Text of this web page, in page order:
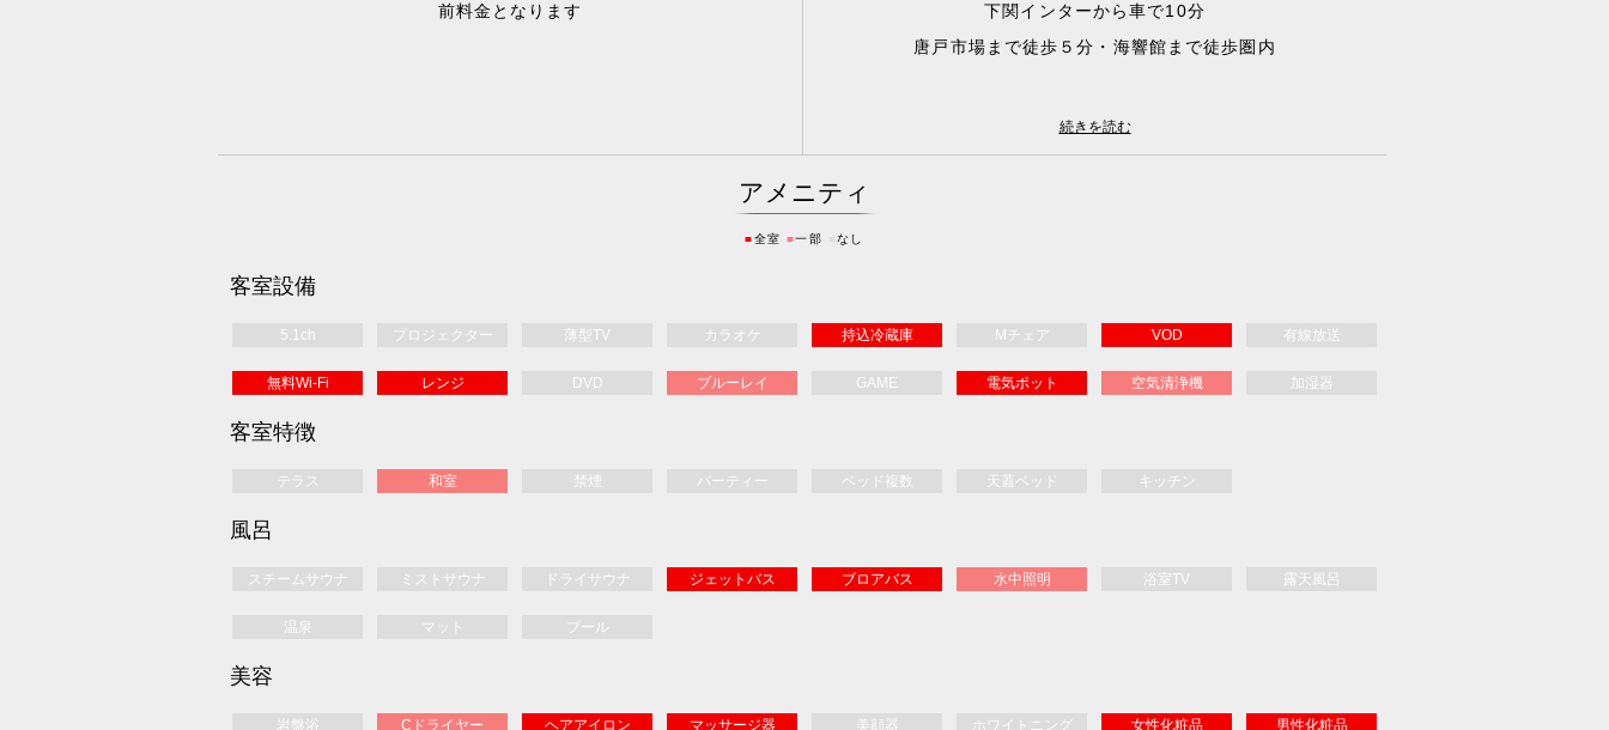
前料金となります
下関インターから車で10分
唐戸市場まで徒歩５分・海響館まで徒歩圏内
最寄り駅
JR九州 / JR鹿児島本線(下関・門司港～博多) 下関 -- 車10分
続きを読む
アメニティ
■全室 ■一部 なし
客室設備
5.1ch プロジェクター 薄型TV カラオケ 持込冷蔵庫 Mチェア VOD 有線放送
無料Wi-Fi レンジ DVD ブルーレイ GAME 電気ポット 空気清浄機 加湿器
客室特徴
テラス 和室 禁煙 パーティー ベッド複数 天蓋ベッド キッチン
風呂
スチームサウナ ミストサウナ ドライサウナ ジェットバス ブロアバス 水中照明 浴室TV 露天風呂
温泉 マット プール
美容
岩盤浴 Cドライヤー ヘアアイロン マッサージ器 美顔器 ホワイトニング 女性化粧品 男性化粧品